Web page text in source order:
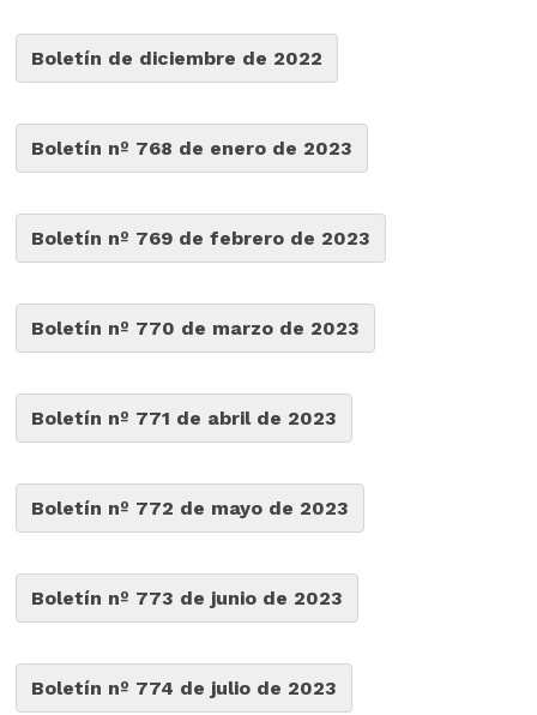
Boletín de diciembre de 2022
Boletín nº 768 de enero de 2023
Boletín nº 769 de febrero de 2023
Boletín nº 770 de marzo de 2023
Boletín nº 771 de abril de 2023
Boletín nº 772 de mayo de 2023
Boletín nº 773 de junio de 2023
Boletín nº 774 de julio de 2023